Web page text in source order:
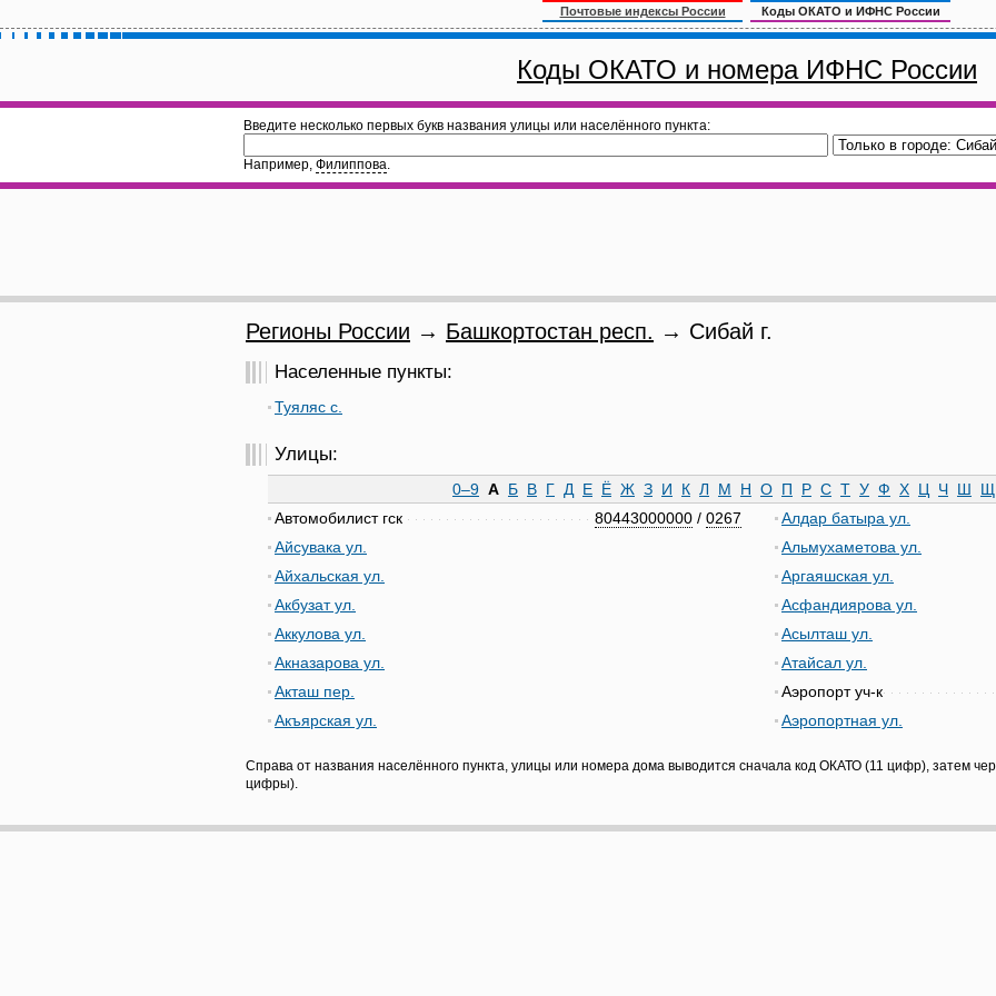
Почтовые индексы России Коды ОКАТО и ИФНС России
Коды ОКАТО и номера ИФНС России
Введите несколько первых букв названия улицы или населённого пункта:
Например, Филиппова.
Регионы России → Башкортостан респ. → Сибай г.
Населенные пункты:
Туяляс с.
Улицы:
0–9 А Б В Г Д Е Ё Ж З И К Л М Н О П Р С Т У Ф Х Ц Ч Ш Щ
80443000000 / 0267
Автомобилист гск
Айсувака ул.
Айхальская ул.
Акбузат ул.
Аккулова ул.
Акназарова ул.
Акташ пер.
Акъярская ул.
Алдар батыра ул.
Альмухаметова ул.
Аргаяшская ул.
Асфандиярова ул.
Асылташ ул.
Атайсал ул.
Аэропорт уч-к
Аэропортная ул.
Справа от названия населённого пункта, улицы или номера дома выводится сначала код ОКАТО (11 цифр), затем
цифры).